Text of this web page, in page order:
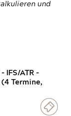
und
IFS/ATR -
Termine,